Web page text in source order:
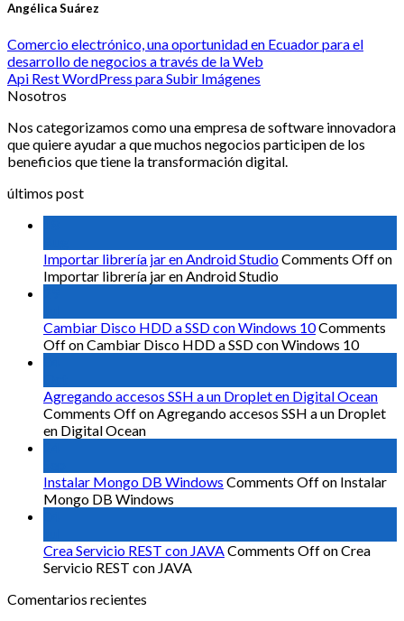
Angélica Suárez
Comercio electrónico, una oportunidad en Ecuador para el
desarrollo de negocios a través de la Web
Api Rest WordPress para Subir Imágenes
Nosotros
Nos categorizamos como una empresa de software innovadora
que quiere ayudar a que muchos negocios participen de los
beneficios que tiene la transformación digital.
últimos post
Importar librería jar en Android StudioComments Offon
Importar librería jar en Android Studio
Cambiar Disco HDD a SSD con Windows 10Comments
Offon Cambiar Disco HDD a SSD con Windows 10
Agregando accesos SSH a un Droplet en Digital Ocean
Comments Offon Agregando accesos SSH a un Droplet
en Digital Ocean
Instalar Mongo DB Windows Comments Offon Instalar
Mongo DB Windows
Crea Servicio REST con JAVAComments Offon Crea
Servicio REST con JAVA
Comentarios recientes